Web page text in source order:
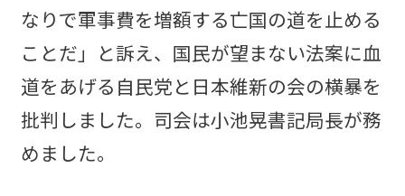
なりで軍事費を増額する亡国の道を止める
ことだ」と訴え、国民が望まない法案に血
道をあげる自民党と日本維新の会の横暴を
批判しました。司会は小池晃書記局長が務
めました。